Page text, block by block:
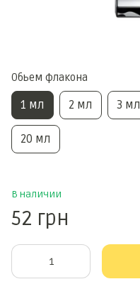
Обьем флакона
1 мл 2 мл 3 мл
20 мл
В наличии
52 грн